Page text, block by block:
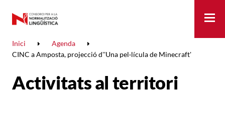
Inici
Agenda
CINC a Amposta, projecció d''Una pel·lícula de Minecraft'
Activitats al territori